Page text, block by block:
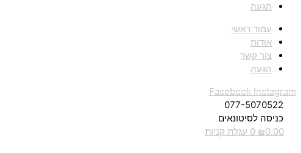
הגעה
עמוד ראשי
אודות
צור קשר
הגעה
Facebook Instagram
077-5070522
כניסה לסיטונאים
₪0.00
0 עגלת קניות